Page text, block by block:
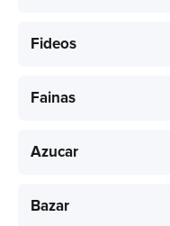
Fideos
Fainas
Azucar
Bazar